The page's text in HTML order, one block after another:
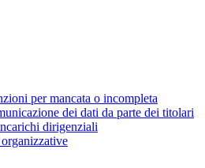
per mancata o incompleta
dei dati da parte dei titolari
dirigenziali